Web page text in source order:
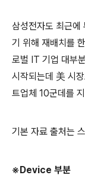
삼성전자도 최근
기 위해 재배치를
로벌 IT 기업 대부
시작되는데 美 시
트업체 10군데를
기본 자료 출처는
※Device 부분